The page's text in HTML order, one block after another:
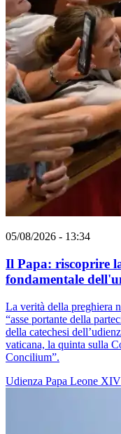
05/08/2026 - 13:34
Il Papa: riscoprire
fondamentale
La verità della preghiera
“asse portante della
della catechesi
vaticana, la quinta sulla
Concilium”.
Udienza Papa Leone XIV